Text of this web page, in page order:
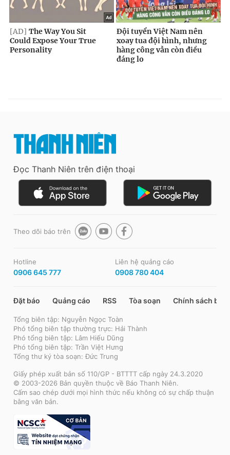
Đọc Thanh Niên trên điện thoại
Theo dõi báo trên
Hotline
0906 645 777
Liên hệ quảng cáo
0908 780 404
Đặt báo Quảng cáo RSS Tòa soạn Chính sách bảo
Tổng biên tập: Nguyễn Ngọc Toàn
Phó tổng biên tập thường trực: Hải Thành
Phó tổng biên tập: Lâm Hiếu Dũng
Phó tổng biên tập: Trần Việt Hưng
Tổng thư ký tòa soạn: Đức Trung
Giấy phép xuất bản số 110/GP - BTTTT cấp ngày 24.3.2020
© 2003-2026 Bản quyền thuộc về Báo Thanh Niên.
Cấm sao chép dưới mọi hình thức nếu không có sự chấp thuận
bằng văn bản.